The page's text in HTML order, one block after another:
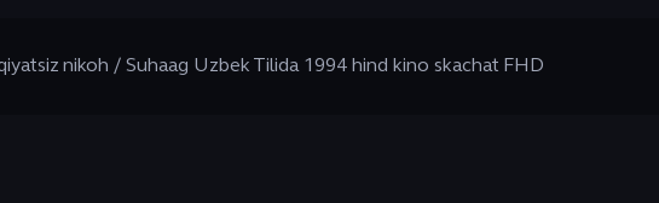
nikoh / Suhaag Uzbek Tilida 1994 hind kino skachat FHD